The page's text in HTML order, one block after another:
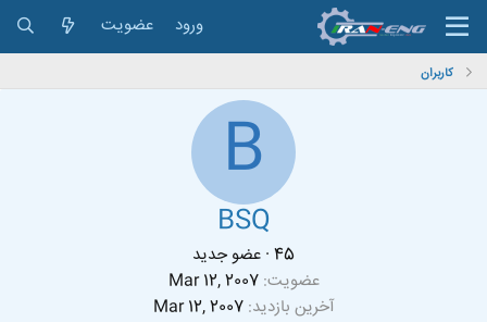
ورود عضویت
کاربران
B
BSQ
عضو جدید · 45
عضویت Mar 12, 2007
آخرین بازدید Mar 12, 2007